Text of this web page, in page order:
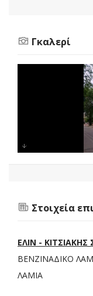
Γκαλερί
Στοιχεία
ΕΛΙΝ - ΚΙΤΣΙΑΚΗΣ
ΒΕΝΖΙΝΑΔΙΚΟ
ΛΑΜΙΑ